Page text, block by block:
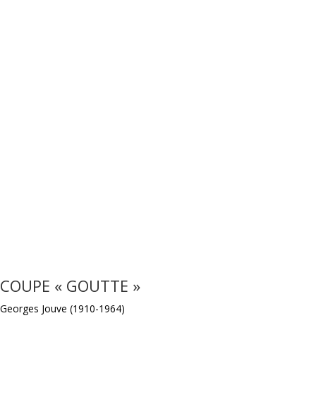
COUPE « GOUTTE »
Georges Jouve (1910-1964)